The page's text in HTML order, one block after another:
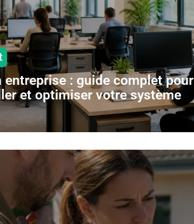
: guide complet pour
et optimiser votre système